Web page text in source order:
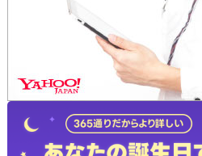
占いの流れ
おすすめの占い師